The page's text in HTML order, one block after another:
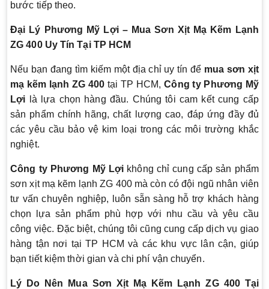
bước tiếp theo.
Đại Lý Phương Mỹ Lợi – Mua Sơn Xịt Mạ Kẽm Lạnh
ZG 400 Uy Tín Tại TP HCM
Nếu bạn đang tìm kiếm một địa chỉ uy tín để mua sơn xịt
mạ kẽm lạnh ZG 400 tại TP HCM,Công ty Phương Mỹ
Lợi là lựa chọn hàng đầu. Chúng tôi cam kết cung cấp
sản phẩm chính hãng, chất lượng cao, đáp ứng đầy đủ
các yêu cầu bảo vệ kim loại trong các môi trường khắc
nghiệt.
Công ty Phương Mỹ Lợi không chỉ cung cấp sản phẩm
sơn xịt mạ kẽm lạnh ZG 400 mà còn có đội ngũ nhân viên
tư vấn chuyên nghiệp, luôn sẵn sàng hỗ trợ khách hàng
chọn lựa sản phẩm phù hợp với nhu cầu và yêu cầu
công việc. Đặc biệt, chúng tôi cũng cung cấp dịch vụ giao
hàng tận nơi tại TP HCM và các khu vực lân cận, giúp
bạn tiết kiệm thời gian và chi phí vận chuyển.
Lý Do Nên Mua Sơn Xịt Mạ Kẽm Lạnh ZG 400 Tại